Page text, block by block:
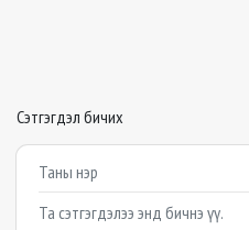
Сэтгэгдэл бичих
Example textarea